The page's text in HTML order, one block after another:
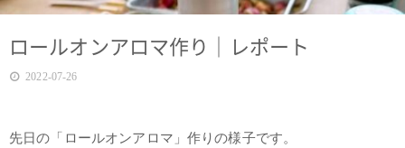
ロールオンアロマ作り｜レポート
2022-07-26
先日の「ロールオンアロマ」作りの様子です。